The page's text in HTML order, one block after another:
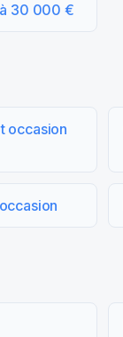
30 000 €
occasion